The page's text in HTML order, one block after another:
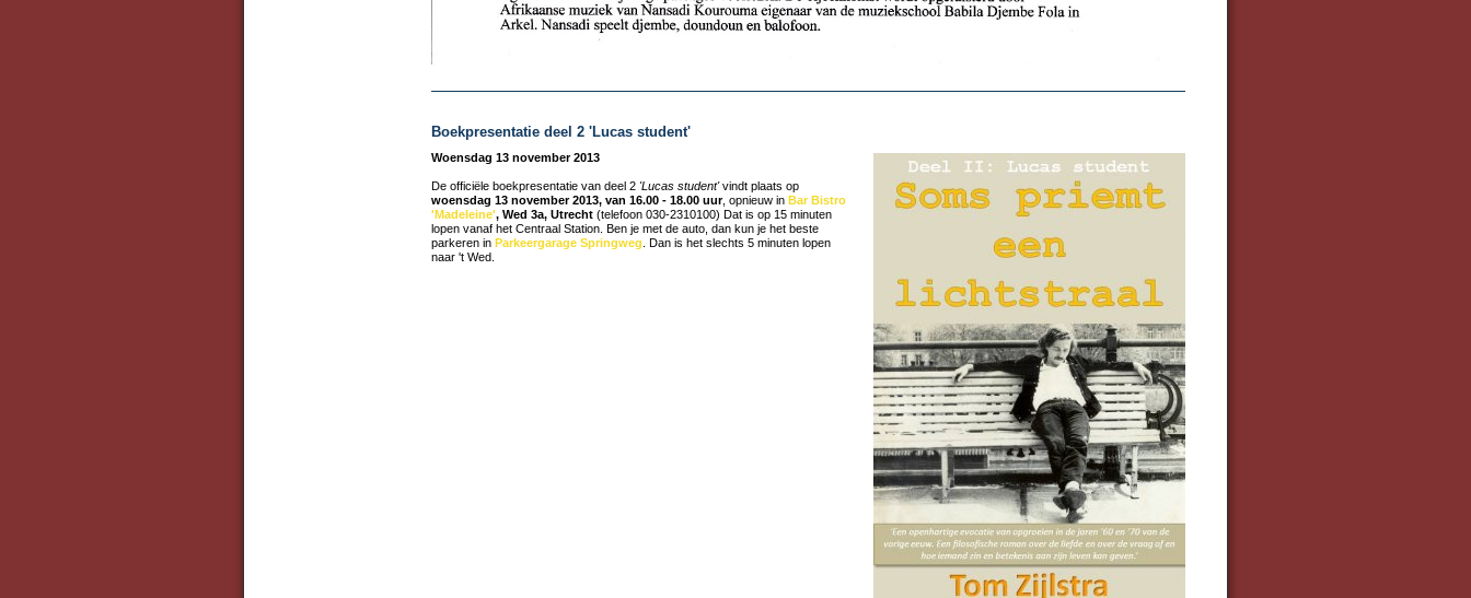
Boekpresentatie deel 2 'Lucas student'
Woensdag 13 november 2013
De officiële boekpresentatie van deel 2 'Lucas student'vindt plaats op
woensdag 13 november 2013, van 16.00 - 18.00 uur, opnieuw in Bar Bistro
'Madeleine', Wed 3a, Utrecht (telefoon 030-2310100) Dat is op 15 minuten
lopen vanaf het Centraal Station. Ben je met de auto, dan kun je het beste
parkeren in Parkeergarage Springweg. Dan is het slechts 5 minuten lopen
naar 't Wed.